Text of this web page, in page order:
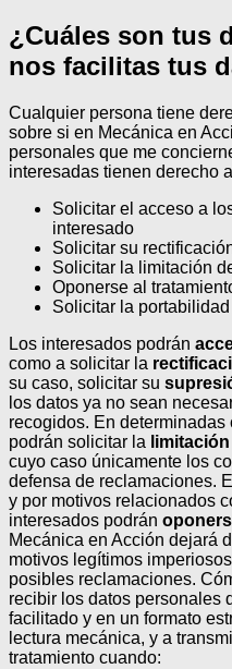
¿Cuáles son tus
nos facilitas tus
Cualquier persona tiene
sobre si en Mecánica en
personales que me
interesadas tienen derecho
Solicitar el acceso a
interesado
Solicitar su
Solicitar la limitación
Oponerse al
Solicitar la
Los interesados podrán
como a solicitar la
su caso, solicitar su
los datos ya no sean
recogidos. En
podrán solicitar la limitación
cuyo caso únicamente los
defensa de reclamaciones.
y por motivos relacionados
interesados podrán
Mecánica en Acción dejará
motivos legítimos
posibles reclamaciones.
recibir los datos personales
facilitado y en un formato
lectura mecánica, y a
tratamiento cuando: